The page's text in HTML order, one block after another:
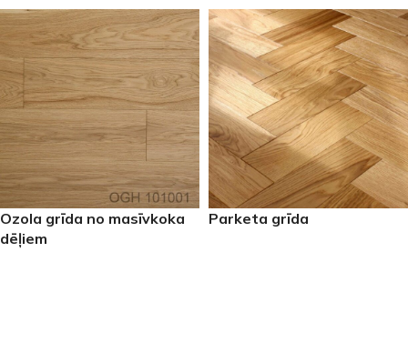
Ozola grīda no masīvkoka
dēļiem
Parketa grīda